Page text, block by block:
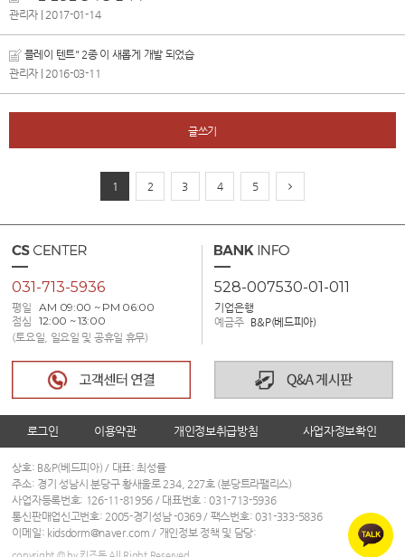
관리자
| 2017-01-14
플레이 텐트" 2종 이 새롭게 개발 되었습
관리자
| 2016-03-11
글쓰기
1 2 3 4 5
031-713-5936
평일
AM 09:00 ~ PM 06:00
점심
12:00 ~ 13:00
(토요일, 일요일 및 공휴일 휴무)
528-007530-01-011
기업은행
예금주
B&P(베드피아)
로그인 이용약관 개인정보취급방침 사업자정보확인
상호: B&P(베드피아) / 대표: 최성률
주소: 경기 성남시 분당구 황새울로 234, 227호 (분당트라팰리스)
사업자등록번호: 126-11-81956 / 대표번호 :031-713-5936
통신판매업신고번호: 2005-경기성남 -0369 / 팩스번호: 031-333-5836
이메일: kidsdorm@naver.com / 개인정보 정책 및 담당: